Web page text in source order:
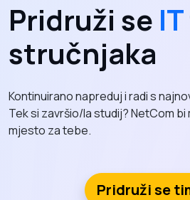
Pridruži se IT
stručnjaka
Kontinuirano napreduj i radi s
Tek si završio/la studij? NetCom
mjesto za tebe.
Pridruži se